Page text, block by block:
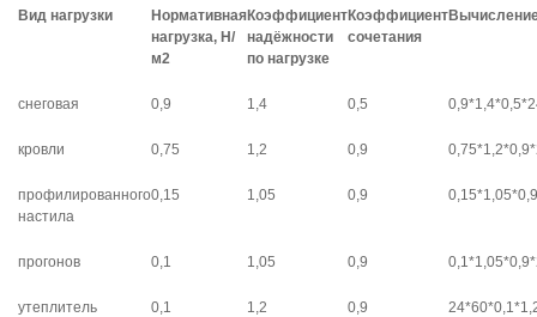
Вид нагрузки
Нормативная
нагрузка, Н/
м2
Коэффициент
надёжности
по нагрузке
Коэффициент
сочетания
снеговая 0,9 1,4 0,5
кровли 0,75 1,2 0,9
профилированного
настила
0,15 1,05 0,9
прогонов 0,1 1,05 0,9
утеплитель 0,1 1,2 0,9